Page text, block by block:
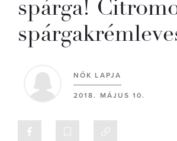
spárga!
NŐK LAPJA
2018. MÁJUS 10.